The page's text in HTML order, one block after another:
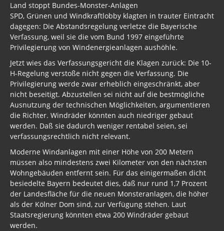
Land stoppt Bundes-Monster-Anlagen
SPD, Grünen und Windkraftlobby klagten in trauter Eintracht
dagegen: Die Abstandsregelung verletze die Bayerische
Verfassung, weil sie die vom Bund 1997 eingeführte
Privilegierung von Windenergieanlagen aushöhle.
Jetzt wies das Verfassungsgericht die Klagen zurück: Die 10-
H-Regelung verstoße nicht gegen die Verfassung. Die
Privilegierung werde zwar erheblich eingeschränkt, aber
nicht beseitigt. Abzustellen sei nicht auf die bestmögliche
Ausnutzung der technischen Möglichkeiten, argumentieren
die Richter. Windräder könnten auch niedriger gebaut
werden. Daß sie dadurch weniger rentabel seien, sei
verfassungsrechtlich nicht relevant.
Moderne Windanlagen mit einer Höhe von 200 Metern
müssen also mindestens zwei Kilometer von den nächsten
Wohngebäuden entfernt sein. Für das einigermaßen dicht
besiedelte Bayern bedeutet dies, daß nur rund 1,7 Prozent
der Landesfläche für die neuen Monsteranlagen, die höher
als der Kölner Dom sind, zur Verfügung stehen. Laut
Staatsregierung könnten etwa 200 Windräder gebaut
werden.